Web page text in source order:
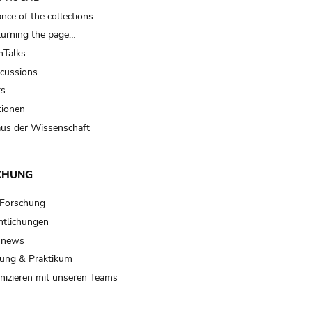
of the collections
the page…
der Wissenschaft
& Praktikum
mit unseren Teams